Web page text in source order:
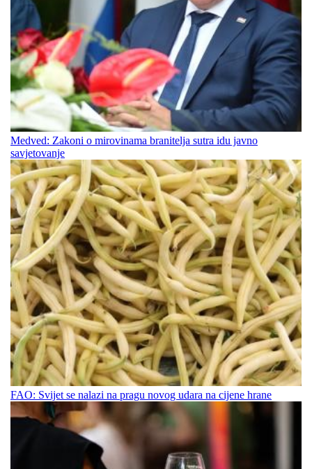
Medved: Zakoni o mirovinama branitelja sutra idu javno
savjetovanje
FAO: Svijet se nalazi na pragu novog udara na cijene hrane